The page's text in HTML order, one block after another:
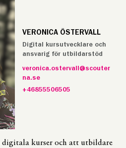
VERONICA ÖSTERVALL
Digital kursutvecklare och
ansvarig för utbildarstöd
veronica.ostervall@scouter
na.se
+46855506505
digitala kurser och att utbildare